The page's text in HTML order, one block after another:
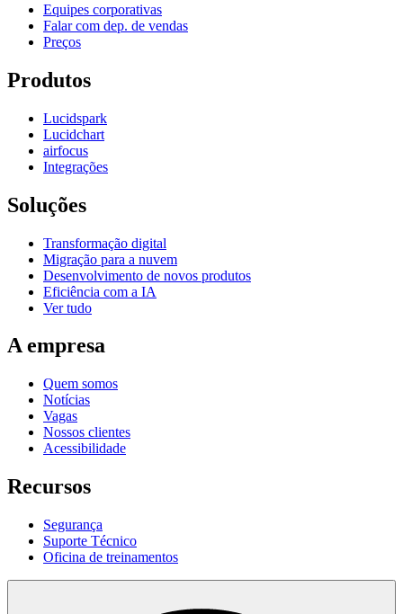
Equipes corporativas
Falar com dep. de vendas
Preços
Produtos
Lucidspark
Lucidchart
airfocus
Integrações
Soluções
Transformação digital
Migração para a nuvem
Desenvolvimento de novos produtos
Eficiência com a IA
Ver tudo
A empresa
Quem somos
Notícias
Vagas
Nossos clientes
Acessibilidade
Recursos
Segurança
Suporte Técnico
Oficina de treinamentos